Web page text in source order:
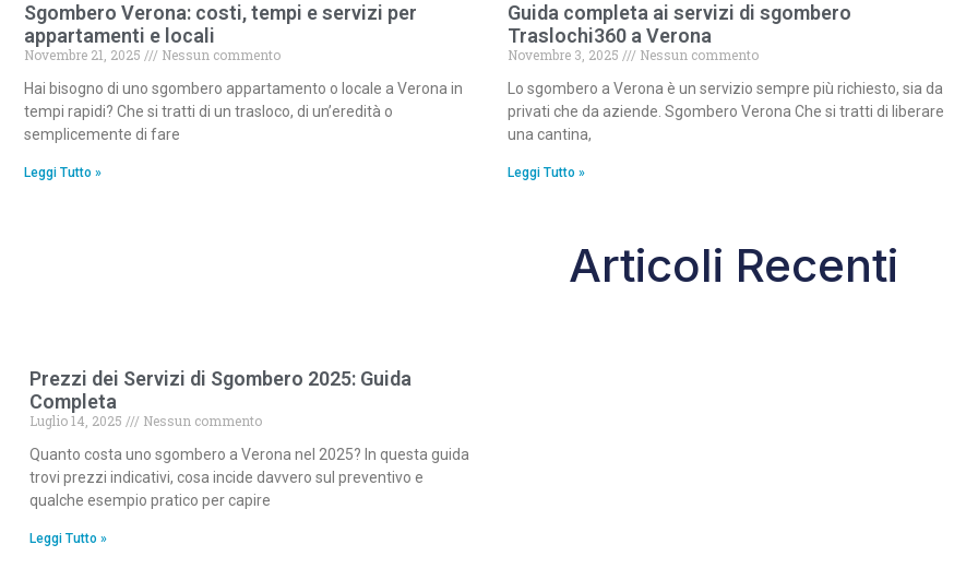
Sgombero Verona: costi, tempi e servizi per
appartamenti e locali
Novembre 21, 2025
Nessun commento
Hai bisogno di uno sgombero appartamento o locale a Verona in
tempi rapidi? Che si tratti di un trasloco, di un’eredità o
semplicemente di fare
Leggi Tutto »
Guida completa ai servizi di sgombero
Traslochi360 a Verona
Novembre 3, 2025
Nessun commento
Lo sgombero a Verona è un servizio sempre più richiesto, sia da
privati che da aziende. Sgombero Verona Che si tratti di liberare
una cantina,
Leggi Tutto »
Articoli Recenti
Prezzi dei Servizi di Sgombero 2025: Guida
Completa
Luglio 14, 2025
Nessun commento
Quanto costa uno sgombero a Verona nel 2025? In questa guida
trovi prezzi indicativi, cosa incide davvero sul preventivo e
qualche esempio pratico per capire
Leggi Tutto »